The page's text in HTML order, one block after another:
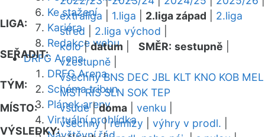
Ke stažení
Kariéra
Redakce webu
DRFG Arena
DRFG Arena
Schéma tribun
Plánek areny
Virtuální prohlídka
LIGA:
extraliga 1.liga 2.liga západ
2.liga
střed
2.liga východ
SEŘADIT:
kolo|datum SMĚR: sestupně
vzestupně
TÝM:
všechny BNS DEC JBL KLT KNO KOB MEL
MST RIS SLN SOK TEP
MÍSTO:
všude|doma venku
VÝSLEDKY:
všechny|remízy výhry v prodl.